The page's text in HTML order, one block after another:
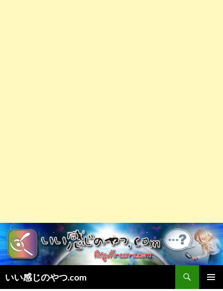
いい感じのやつ.com
索